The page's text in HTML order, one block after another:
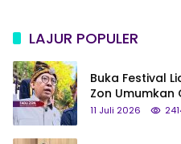
LAJUR POPULER
Buka Festival
Zon Umumkan
Status Jadi
11 Juli 2026